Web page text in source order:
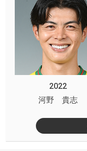
2022
河野 貴志